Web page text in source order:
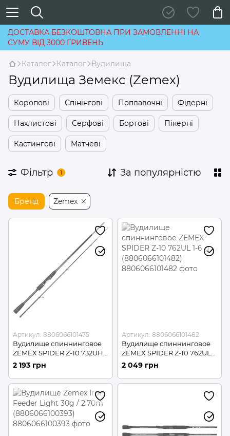
ДОСТАВКА БЕЗКОШТОВНА ПРИ ЗАМОВЛЕННІ НА
СУМУ ВІД 3000 ГРИВЕНЬ
Каталог Каталог Вудилища
Вудилища Земекс (Zemex)
Коропові Спінінгові Поплавочні Фідерні
Нахлистові Серфові Бортові Пікерні
Кастингові Матчеві
Фільтр 1 За популярністю
Бренд Zemex
Артикул: 8806066101475
Вудилище спиннинговое
ZEMEX SPIDER Z-10 732UH
16-80 g (8806066101475)
2 193 грн
Артикул: 8806066101482
Вудилище спиннинговое
ZEMEX SPIDER Z-10 762UL
1-6 g (8806066101482)
2 049 грн